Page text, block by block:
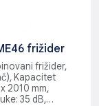
frižider
frižider,
Kapacitet
2010 mm,
35 dB,